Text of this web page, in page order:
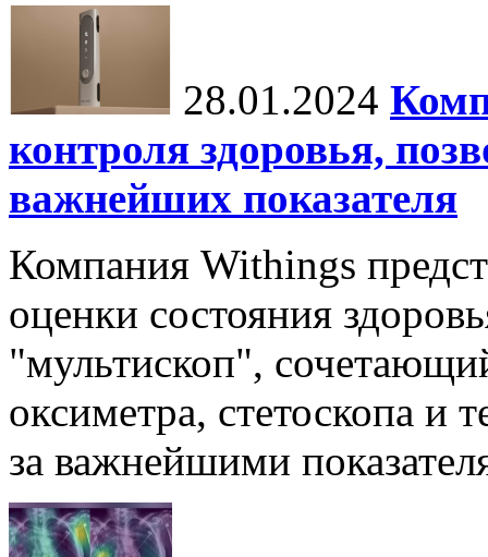
28.01.2024
контроля здоровья,
важнейших показателя
Компания Withings
оценки состояния
"мультископ",
оксиметра, стетоскопа и
за важнейшими